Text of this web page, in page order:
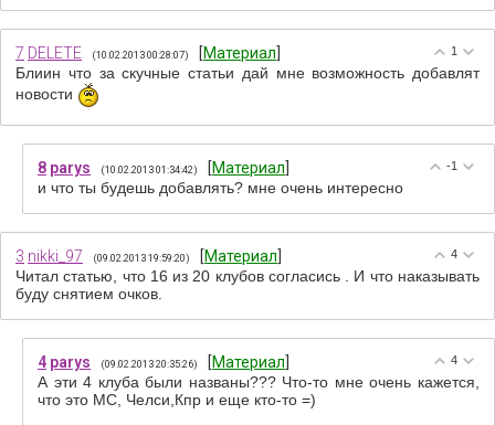
1
7 DELETE (10.02.2013 00:28:07) [Материал
Блиин что за скучные статьи дай мне возможность добавлят
новости
-1
8 parys (10.02.2013 01:34:42) [Материал
и что ты будешь добавлять? мне очень интересно
4
3 nikki_97 (09.02.2013 19:59:20) [Материал
Читал статью, что 16 из 20 клубов согласись . И что наказывать
буду снятием очков.
4
4 parys (09.02.2013 20:35:26) [Материал
А эти 4 клуба были названы??? Что-то мне очень кажется,
что это МС, Челси,Кпр и еще кто-то =)